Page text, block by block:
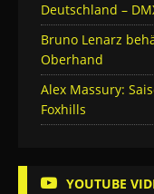
Deutschland –
Bruno Lenarz
Oberhand
Alex Massury:
Foxhills
YOUTUBE